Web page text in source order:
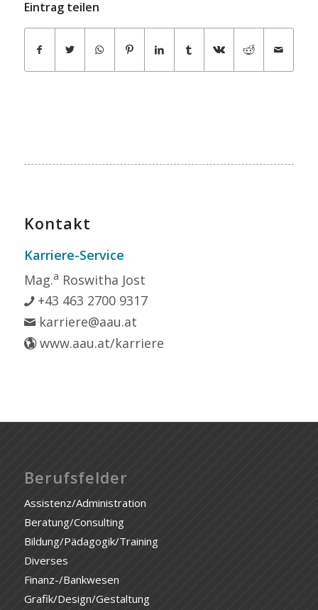
Eintrag teilen
Kontakt
Karriere-Service
Mag.a Roswitha Jost
+43 463 2700 9317
karriere@aau.at
www.aau.at/karriere
Berufsfelder
Assistenz/Administration
Beratung/Consulting
Bildung/Pädagogik/Training
Diverses
Finanz-/Bankwesen
Grafik/Design/Gestaltung